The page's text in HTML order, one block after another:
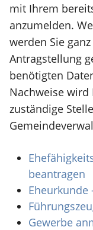
mit Ihrem
anzumelden.
werden Sie
Antragstellung
benötigten
Nachweise
zuständige
beantragen
Eheurkunde
Gewerbe